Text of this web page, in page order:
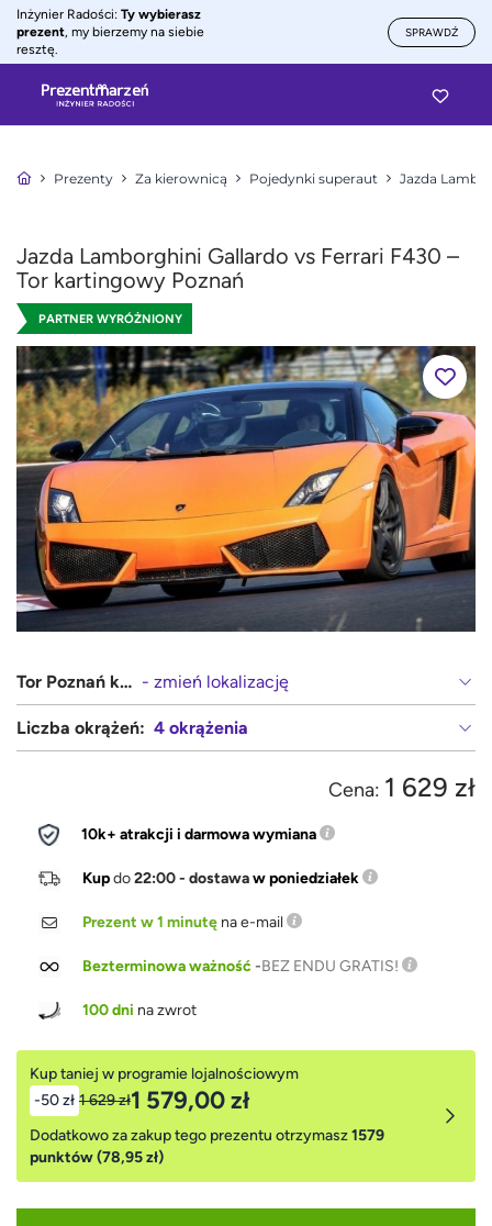
Inżynier Radości: Ty wybierasz
prezent, my bierzemy na siebie
resztę.
SPRAWDŹ
Prezenty Za kierownicą Pojedynki superaut Jazda
Jazda Lamborghini Gallardo vs Ferrari F430 –
Tor kartingowy Poznań
PARTNER WYRÓŻNIONY
Tor Poznań karting - zmień lokalizację
Liczba okrążeń: 4 okrążenia
Cena: 1 629 zł
10k+ atrakcji i darmowa wymiana
Kupdo22:00 - dostawaw poniedziałek
Prezent w 1 minutę na e-mail
Bezterminowa ważność-BEZ ENDU GRATIS!
100 dni na zwrot
Kup taniej w programie lojalnościowym
-50 zł 1 629 zł1 579,00 zł
Dodatkowo za zakup tego prezentu otrzymasz1579
punktów (78,95 zł)